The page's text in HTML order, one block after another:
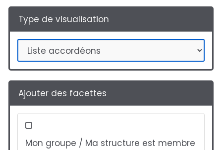
Type de visualisation
Ajouter des facettes
Mon groupe / Ma structure est membre